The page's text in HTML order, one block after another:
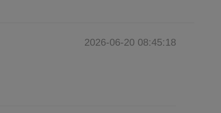
2026-06-20 08:45:18